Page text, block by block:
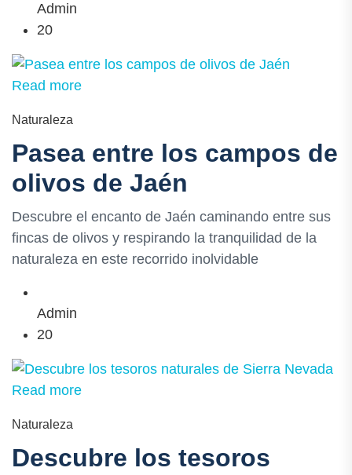
Admin
20
Read more
Naturaleza
Pasea entre los campos de
olivos de Jaén
Descubre el encanto de Jaén caminando entre sus
fincas de olivos y respirando la tranquilidad de la
naturaleza en este recorrido inolvidable
Admin
20
Read more
Naturaleza
Descubre los tesoros